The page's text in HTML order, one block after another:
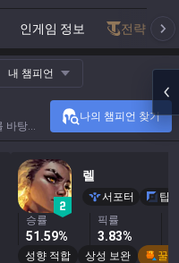
인게임 정보 전략적 팀
내 챔피언
이 소환사의 모스트 챔피언, 승패, 주요 지표를 바탕으로 추천합니다.
나의 챔피언 찾기
렐
서포터
탑
승률
51.59%
픽률
3.83%
성향 적합 상성 보완
꿀